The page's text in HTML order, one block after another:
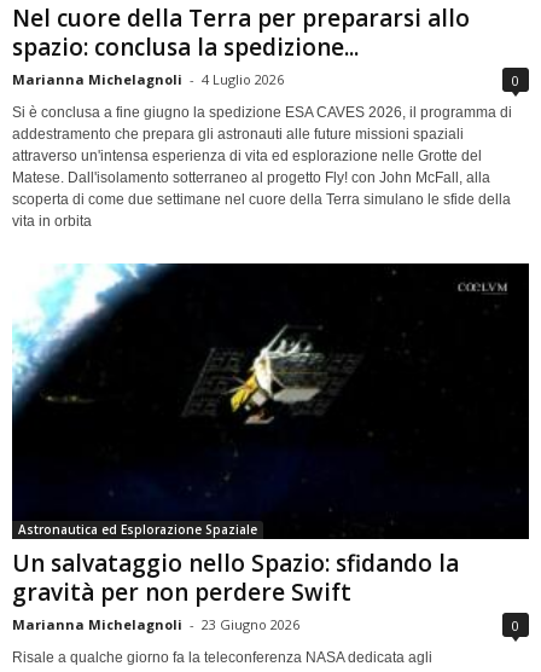
Nel cuore della Terra per prepararsi allo
spazio: conclusa la spedizione...
Marianna Michelagnoli - 4 Luglio 2026 0
Si è conclusa a fine giugno la spedizione ESA CAVES 2026, il programma di
addestramento che prepara gli astronauti alle future missioni spaziali
attraverso un'intensa esperienza di vita ed esplorazione nelle Grotte del
Matese. Dall'isolamento sotterraneo al progetto Fly! con John McFall, alla
scoperta di come due settimane nel cuore della Terra simulano le sfide della
vita in orbita
Astronautica ed Esplorazione Spaziale
Un salvataggio nello Spazio: sfidando la
gravità per non perdere Swift
Marianna Michelagnoli - 23 Giugno 2026 0
Risale a qualche giorno fa la teleconferenza NASA dedicata agli